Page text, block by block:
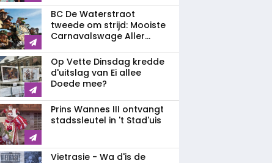
BC De Waterstraot
tweede om strijd: Mooiste
Carnavalswage Aller...
Op Vette Dinsdag kredde
d'uitslag van Ei allee
Doede mee?
Prins Wannes III ontvangt
stadssleutel in 't Stad'uis
Vietrasie - Wa d'is de